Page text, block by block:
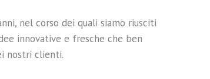
nel corso dei quali siamo riusciti
innovative e fresche che ben
nostri clienti.